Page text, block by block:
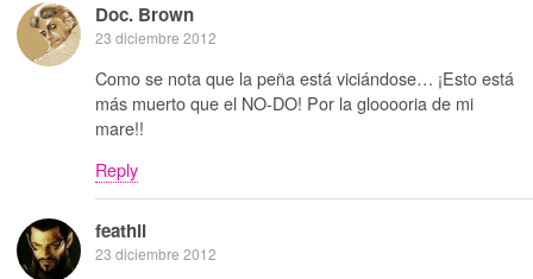
Doc. Brown
23 diciembre 2012
Como se nota que la peña está viciándose… ¡Esto está
más muerto que el NO-DO! Por la glooooria de mi
mare!!
Reply
feathil
23 diciembre 2012